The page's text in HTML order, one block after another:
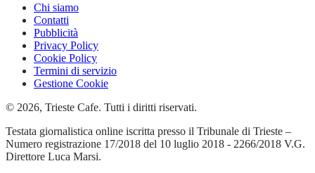
Chi siamo
Contatti
Pubblicità
Privacy Policy
Cookie Policy
Termini di servizio
Gestione Cookie
© 2026, Trieste Cafe. Tutti i diritti riservati.
Testata giornalistica online iscritta presso il Tribunale di Trieste –
Numero registrazione 17/2018 del 10 luglio 2018 - 2266/2018 V.G.
Direttore Luca Marsi.